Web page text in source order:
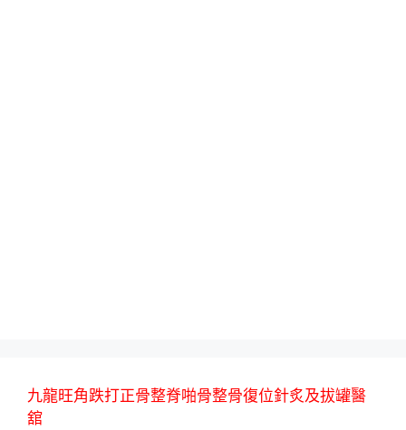
九龍旺角跌打正骨整脊啪骨整骨復位針炙及拔罐醫
舘